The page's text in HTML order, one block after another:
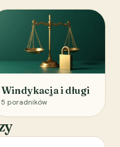
Windykacja i długi
5 poradników